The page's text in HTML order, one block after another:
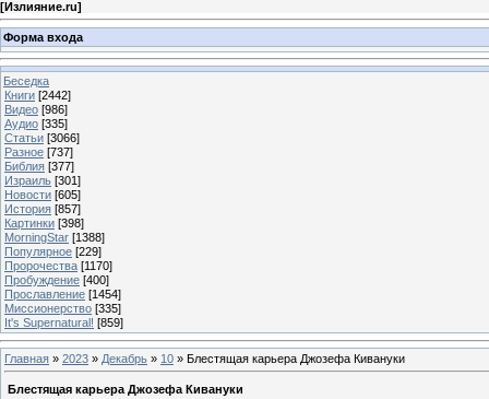
[Излияние.ru]
Форма входа
Беседка
Книги [2442]
Видео [986]
Аудио [335]
Статьи [3066]
Разное [737]
Библия [377]
Израиль [301]
Новости [605]
История [857]
Картинки [398]
MorningStar [1388]
Популярное [229]
Пророчества [1170]
Пробуждение [400]
Прославление [1454]
Миссионерство [335]
It's Supernatural! [859]
Главная » 2023 » Декабрь » 10 » Блестящая карьера Джозефа Кивануки
Блестящая карьера Джозефа Кивануки